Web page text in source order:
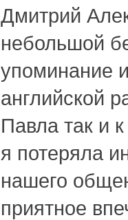
Дмитрий
небольшой
упоминание
английской
Павла так и
я потеряла
нашего
приятное